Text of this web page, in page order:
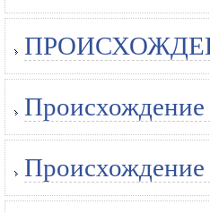
Происхождение
Происхождение